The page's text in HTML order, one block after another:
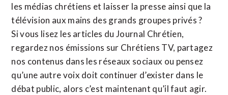
les médias chrétiens et laisser la presse ainsi que la
télévision aux mains des grands groupes privés ?
Si vous lisez les articles du Journal Chrétien,
regardez nos émissions sur Chrétiens TV, partagez
nos contenus dans les réseaux sociaux ou pensez
qu’une autre voix doit continuer d’exister dans le
débat public, alors c’est maintenant qu’il faut agir.